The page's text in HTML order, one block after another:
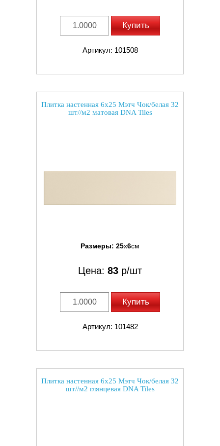
Купить
Артикул: 101508
Плитка настенная 6x25 Мэтч Чок/белая 32
шт//м2 матовая DNA Tiles
Размеры: 25x6см
Цена: 83 р/шт
Купить
Артикул: 101482
Плитка настенная 6x25 Мэтч Чок/белая 32
шт//м2 глянцевая DNA Tiles